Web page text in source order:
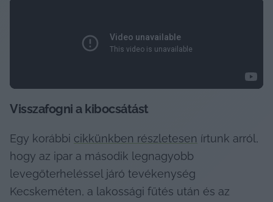
Visszafogni a kibocsátást
Egy korábbi cikkünkben részletesen írtunk arról,
hogy az ipar a második legnagyobb
levegőterheléssel járó tevékenység
Kecskeméten, a lakossági fűtés után és az